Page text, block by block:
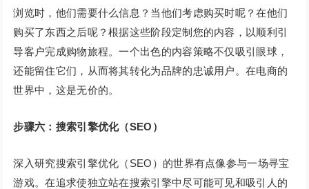
浏览时，他们需要什么信息？当他们考虑购买时呢？在他们
购买了东西之后呢？根据这些阶段定制您的内容，以顺利引
导客户完成购物旅程。一个出色的内容策略不仅吸引眼球，
还能留住它们，从而将其转化为品牌的忠诚用户。在电商的
世界中，这是无价的。
步骤六：搜索引擎优化（SEO）
深入研究搜索引擎优化（SEO）的世界有点像参与一场寻宝
游戏。在追求使独立站在搜索引擎中尽可能可见和吸引人的